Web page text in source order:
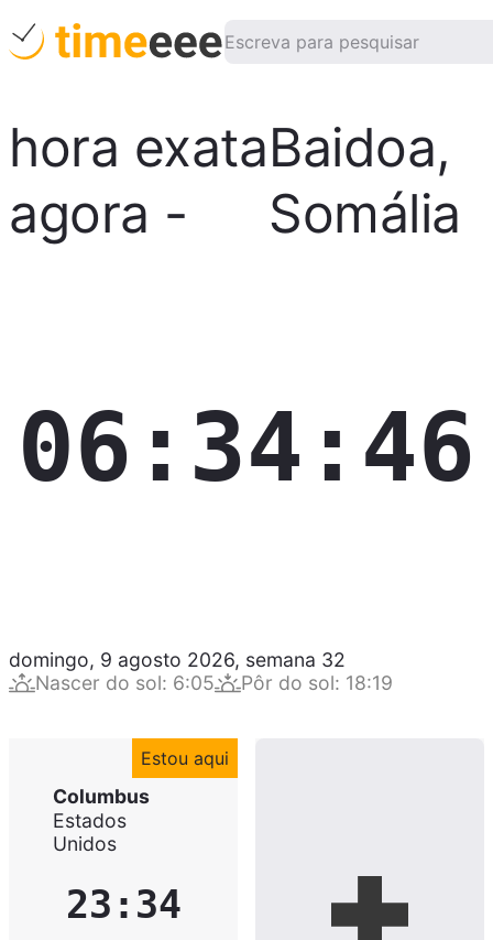
hora exata
agora -
Baidoa,
Somália
06:34:47
domingo, 9 agosto 2026, semana 32
Nascer do sol: 6:05 Pôr do sol: 18:19
Estou aqui
Columbus
Estados
Unidos
23:34